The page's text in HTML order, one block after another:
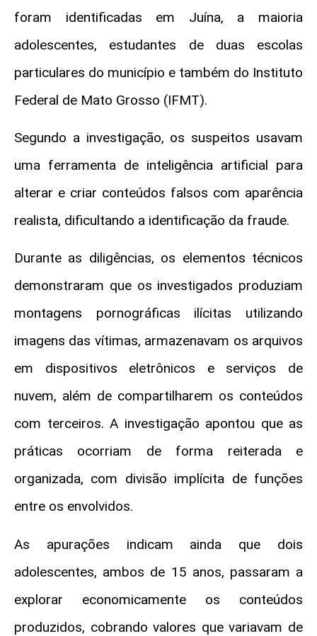
foram identificadas em Juína, a maioria
adolescentes, estudantes de duas escolas
particulares do município e também do Instituto
Federal de Mato Grosso (IFMT).
Segundo a investigação, os suspeitos usavam
uma ferramenta de inteligência artificial para
alterar e criar conteúdos falsos com aparência
realista, dificultando a identificação da fraude.
Durante as diligências, os elementos técnicos
demonstraram que os investigados produziam
montagens pornográficas ilícitas utilizando
imagens das vítimas, armazenavam os arquivos
em dispositivos eletrônicos e serviços de
nuvem, além de compartilharem os conteúdos
com terceiros. A investigação apontou que as
práticas ocorriam de forma reiterada e
organizada, com divisão implícita de funções
entre os envolvidos.
As apurações indicam ainda que dois
adolescentes, ambos de 15 anos, passaram a
explorar economicamente os conteúdos
produzidos, cobrando valores que variavam de